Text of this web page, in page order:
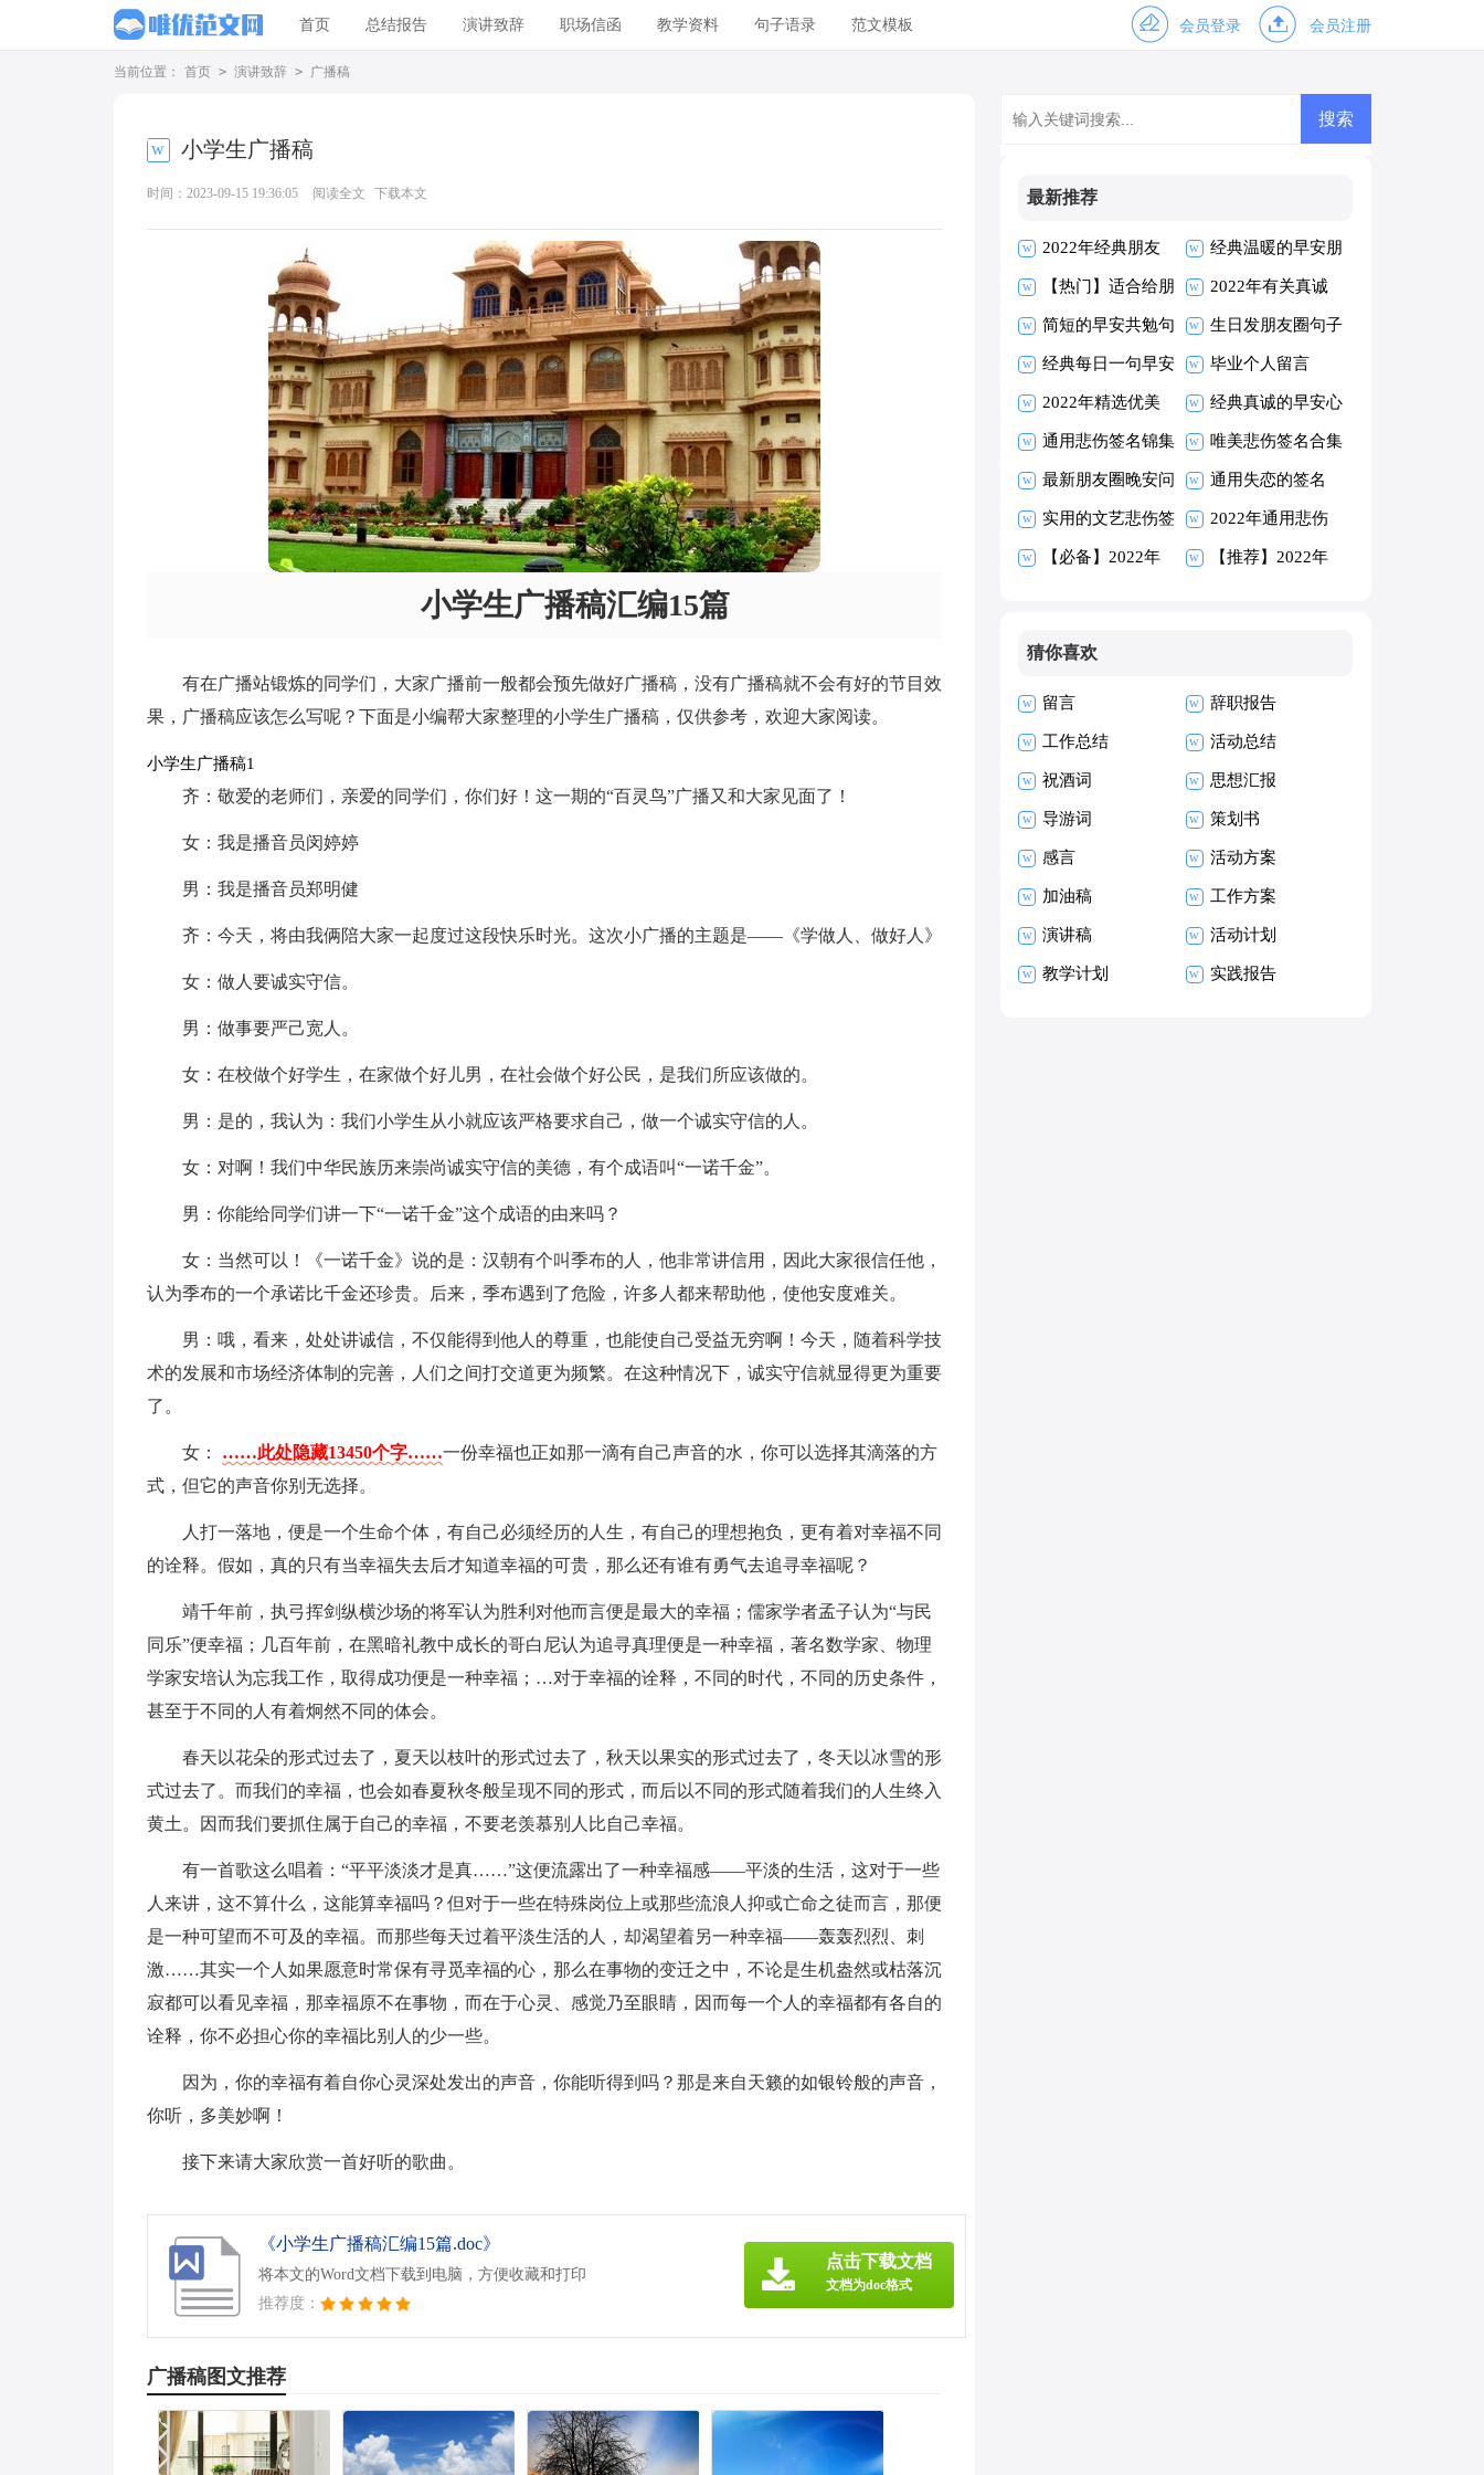
首页 总结报告 演讲致辞 职场信函 教学资料 句子语录 范文模板 会员登录 会员注册
当前位置： 首页 > 演讲致辞 > 广播稿
小学生广播稿
时间：2023-09-15 19:36:05 阅读全文 下载本文
小学生广播稿汇编15篇
有在广播站锻炼的同学们，大家广播前一般都会预先做好广播稿，没有广播稿就不会有好的节目效
果，广播稿应该怎么写呢？下面是小编帮大家整理的小学生广播稿，仅供参考，欢迎大家阅读。
小学生广播稿1
齐：敬爱的老师们，亲爱的同学们，你们好！这一期的“百灵鸟”广播又和大家见面了！
女：我是播音员闵婷婷
男：我是播音员郑明健
齐：今天，将由我俩陪大家一起度过这段快乐时光。这次小广播的主题是——《学做人、做好人》
女：做人要诚实守信。
男：做事要严己宽人。
女：在校做个好学生，在家做个好儿男，在社会做个好公民，是我们所应该做的。
男：是的，我认为：我们小学生从小就应该严格要求自己，做一个诚实守信的人。
女：对啊！我们中华民族历来崇尚诚实守信的美德，有个成语叫“一诺千金”。
男：你能给同学们讲一下“一诺千金”这个成语的由来吗？
女：当然可以！《一诺千金》说的是：汉朝有个叫季布的人，他非常讲信用，因此大家很信任他，
认为季布的一个承诺比千金还珍贵。后来，季布遇到了危险，许多人都来帮助他，使他安度难关。
男：哦，看来，处处讲诚信，不仅能得到他人的尊重，也能使自己受益无穷啊！今天，随着科学技
术的发展和市场经济体制的完善，人们之间打交道更为频繁。在这种情况下，诚实守信就显得更为重要
了。
女： ……此处隐藏13450个字……一份幸福也正如那一滴有自己声音的水，你可以选择其滴落的方
式，但它的声音你别无选择。
人打一落地，便是一个生命个体，有自己必须经历的人生，有自己的理想抱负，更有着对幸福不同
的诠释。假如，真的只有当幸福失去后才知道幸福的可贵，那么还有谁有勇气去追寻幸福呢？
靖千年前，执弓挥剑纵横沙场的将军认为胜利对他而言便是最大的幸福；儒家学者孟子认为“与民
同乐”便幸福；几百年前，在黑暗礼教中成长的哥白尼认为追寻真理便是一种幸福，著名数学家、物理
学家安培认为忘我工作，取得成功便是一种幸福；…对于幸福的诠释，不同的时代，不同的历史条件，
甚至于不同的人有着炯然不同的体会。
春天以花朵的形式过去了，夏天以枝叶的形式过去了，秋天以果实的形式过去了，冬天以冰雪的形
式过去了。而我们的幸福，也会如春夏秋冬般呈现不同的形式，而后以不同的形式随着我们的人生终入
黄土。因而我们要抓住属于自己的幸福，不要老羡慕别人比自己幸福。
有一首歌这么唱着：“平平淡淡才是真……”这便流露出了一种幸福感——平淡的生活，这对于一些
人来讲，这不算什么，这能算幸福吗？但对于一些在特殊岗位上或那些流浪人抑或亡命之徒而言，那便
是一种可望而不可及的幸福。而那些每天过着平淡生活的人，却渴望着另一种幸福——轰轰烈烈、刺
激……其实一个人如果愿意时常保有寻觅幸福的心，那么在事物的变迁之中，不论是生机盎然或枯落沉
寂都可以看见幸福，那幸福原不在事物，而在于心灵、感觉乃至眼睛，因而每一个人的幸福都有各自的
诠释，你不必担心你的幸福比别人的少一些。
因为，你的幸福有着自你心灵深处发出的声音，你能听得到吗？那是来自天籁的如银铃般的声音，
你听，多美妙啊！
接下来请大家欣赏一首好听的歌曲。
《小学生广播稿汇编15篇.doc》
将本文的Word文档下载到电脑，方便收藏和打印
推荐度：
点击下载文档
文档为doc格式
广播稿图文推荐
最新推荐
2022年经典朋友
早安朋友圈问候语
30条
经典温暖的早安朋
友圈问候语26条
【热门】适合给朋
友的早安朋友圈问
候语摘录63句
2022年有关真诚
的早安心语朋友圈
摘录33句
简短的早安共勉句
子朋友圈摘录40
条
生日发朋友圈句子
经典每日一句早安
朋友圈问候语汇编
54句
毕业个人留言
2022年精选优美
的早安朋友圈问候
语摘录53句
经典真诚的早安心
语朋友圈17条
通用悲伤签名锦集
100条
唯美悲伤签名合集
60条
最新朋友圈晚安问
候语汇总145句
通用失恋的签名
95句
实用的文艺悲伤签
名汇编86条
2022年通用悲伤
的签名汇编80条
【必备】2022年 【推荐】2022年
猜你喜欢
留言 辞职报告
工作总结 活动总结
祝酒词 思想汇报
导游词 策划书
感言 活动方案
加油稿 工作方案
演讲稿 活动计划
教学计划 实践报告